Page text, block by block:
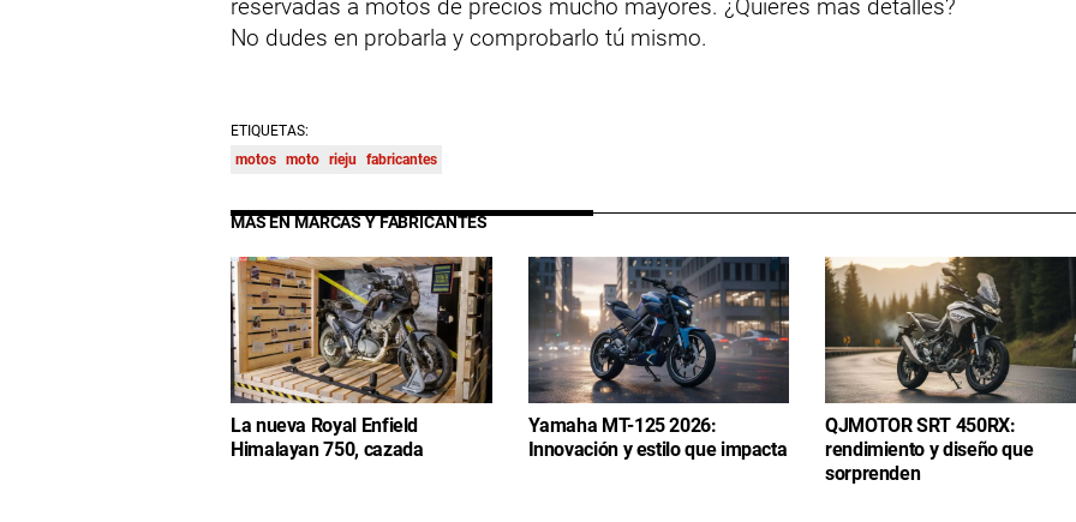
reservadas a motos de precios mucho mayores. ¿Quieres más detalles?
No dudes en probarla y comprobarlo tú mismo.
ETIQUETAS:
motos moto rieju fabricantes
MÁS EN MARCAS Y FABRICANTES
La nueva Royal Enfield
Himalayan 750, cazada
Yamaha MT-125 2026:
Innovación y estilo que impacta
QJMOTOR SRT 450RX:
rendimiento y diseño que
sorprenden